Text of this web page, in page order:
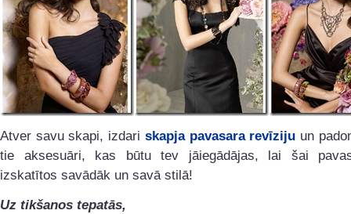
Atver savu skapi, izdari skapja pavasara revīziju un
tie aksesuāri, kas būtu tev jāiegādājas, lai šai
izskatītos savādāk un savā stilā!
Uz tikšanos tepatās,